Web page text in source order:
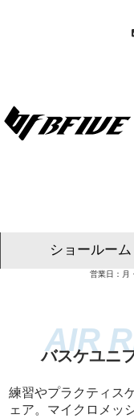
ショールーム
東京ショール
名古屋ショール
大阪ショール
福岡ショール
営業日：
バスケユニ
練習やプラクティス
ェア。マイクロメッ